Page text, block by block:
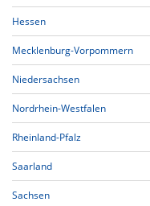
Hessen
Mecklenburg-Vorpommern
Niedersachsen
Nordrhein-Westfalen
Rheinland-Pfalz
Saarland
Sachsen